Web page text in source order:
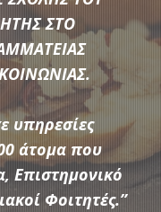
προτάσεις της
που διαθέτει η
τις ξεχωριστές
ΣΤΟ
υπηρεσίες
άτομα που
Επιστημονικό
Φοιτητές.”
ΑΠΟ
ΤΟΥ
υπηρεσίες
lunch break
.